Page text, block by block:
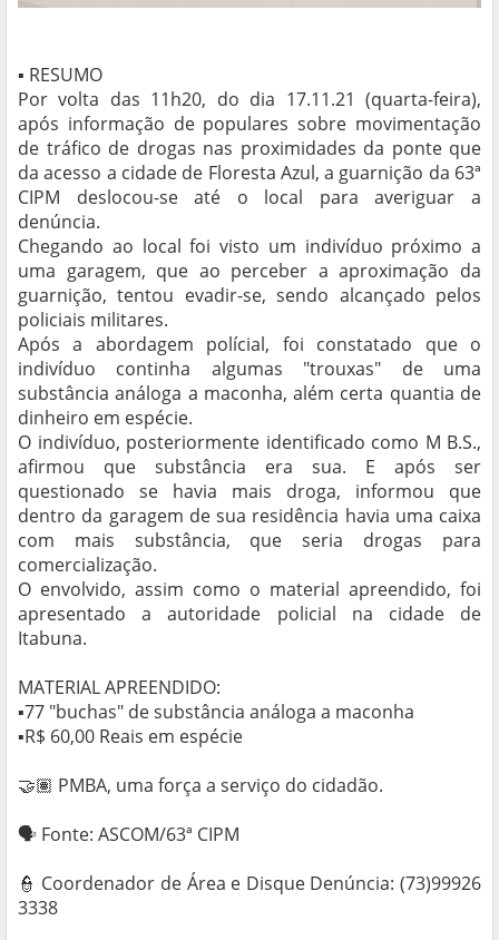
▪ RESUMO
Por volta das 11h20, do dia 17.11.21 (quarta-feira),
após informação de populares sobre movimentação
de tráfico de drogas nas proximidades da ponte que
da acesso a cidade de Floresta Azul, a guarnição da 63ª
CIPM deslocou-se até o local para averiguar a
denúncia.
Chegando ao local foi visto um indivíduo próximo a
uma garagem, que ao perceber a aproximação da
guarnição, tentou evadir-se, sendo alcançado pelos
policiais militares.
Após a abordagem polícial, foi constatado que o
indivíduo continha algumas "trouxas" de uma
substância análoga a maconha, além certa quantia de
dinheiro em espécie.
O indivíduo, posteriormente identificado como M B.S.,
afirmou que substância era sua. E após ser
questionado se havia mais droga, informou que
dentro da garagem de sua residência havia uma caixa
com mais substância, que seria drogas para
comercialização.
O envolvido, assim como o material apreendido, foi
apresentado a autoridade policial na cidade de
Itabuna.
MATERIAL APREENDIDO:
▪️77 "buchas" de substância análoga a maconha
▪️R$ 60,00 Reais em espécie
🤝🏽 PMBA, uma força a serviço do cidadão.
🗣 Fonte: ASCOM/63ª CIPM
👮 Coordenador de Área e Disque Denúncia: (73)99926
3338